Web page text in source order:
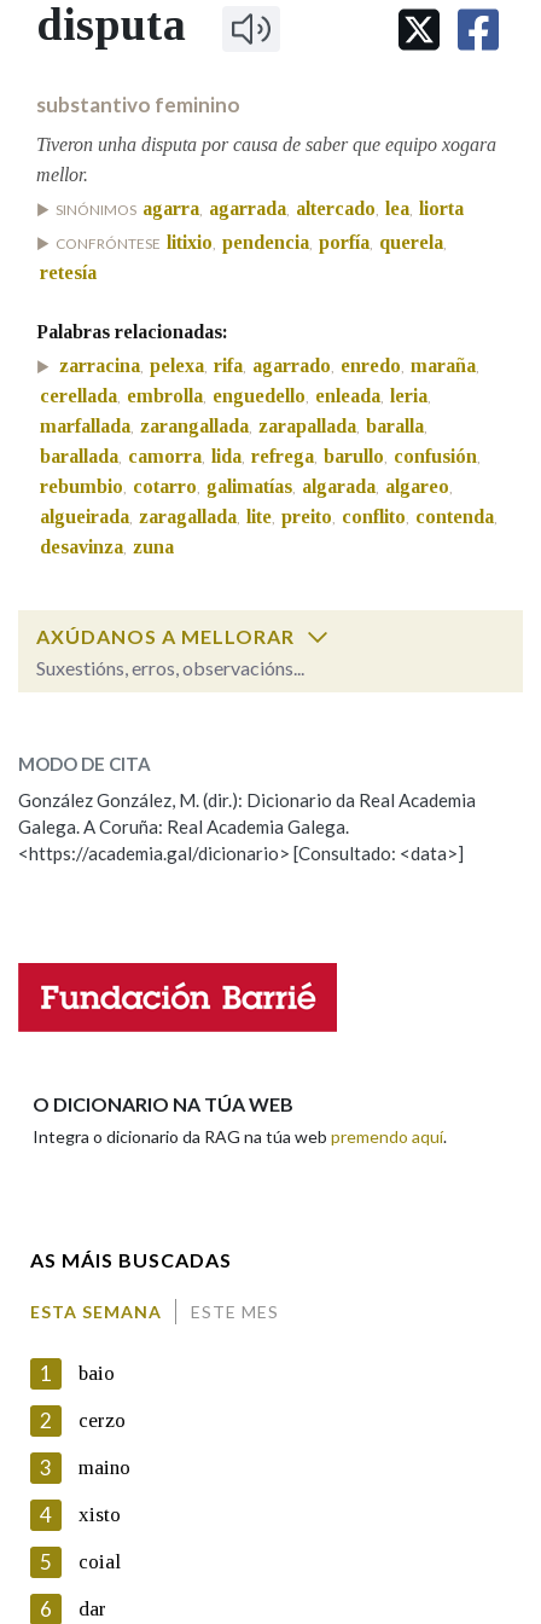
IDENTIDADE CORPORATIVA
MARCIAL DEL ADALID
FIGURAS HOMENAXEADAS
PRIMAVERA DAS LETRAS
Facebook
TwitterYoutubeInstagram
Bluesky
BUSCAR NOS LEMAS
Remata por
Contén
BUSCAR NO CONTIDO
Nas definicións
Nos exemplos
Na fraseoloxía
Marcas gramaticais
Pertence a
LIMPAR
disputa
substantivo feminino
Tiveron unha disputa por causa de saber que equipo xogara
mellor.
SINÓNIMOS agarra, agarrada, altercado, lea, liorta
CONFRÓNTESE litixio, pendencia, porfía, querela,
retesía
Palabras relacionadas:
zarracina, pelexa, rifa, agarrado, enredo, maraña,
cerellada, embrolla, enguedello, enleada, leria,
marfallada, zarangallada, zarapallada, baralla,
barallada, camorra, lida, refrega, barullo, confusión,
rebumbio, cotarro, galimatías, algarada, algareo,
algueirada, zaragallada, lite, preito, conflito, contenda,
desavinza, zuna
AXÚDANOS A MELLORAR
Suxestións, erros, observacións...
ESCOLLE UNHA OPCIÓN:
Observación Hai un erro na palabra
Propoño mellorar a definición
Nome
En cumprimento da normativa vixente en materia de
Protección de Datos de Carácter Persoal, a Real Academia
Galega informa a aqueles usuarios que faciliten o seu correo
electrónico, así como calquera outra información de carácter
persoal, que estes datos serán obxecto de tratamento
automatizado de carácter confidencial e incorporados aos seus
ficheiros informáticos. Así mesmo, os usuarios poderán exercer o
MODO DE CITA
González González, M. (dir.): Dicionario da Real Academia
Galega. A Coruña: Real Academia Galega.
<https://academia.gal/dicionario> [Consultado: <data>]
O DICIONARIO NA TÚA WEB
Integra o dicionario da RAG na túa web premendo aquí.
AS MÁIS BUSCADAS
ESTA SEMANA ESTE MES
1 baio
2 cerzo
3 maino
4 xisto
5 coial
6 dar